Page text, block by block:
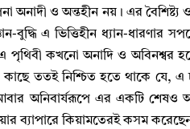
অনাদী ও অন্তহীন নয়। এর বৈশিষ্ট্য
বুদ্ধি এ ভিত্তিহীন ধ্যান-ধারণার
পৃথিবী কখনো অনাদি ও অবিনশ্বর
কাছে ততই নিশ্চিত হতে থাকে যে,এ
অনিবার্যরূপে এর একটি শেষও
ব্যাপারে কিয়ামতেরই কসম